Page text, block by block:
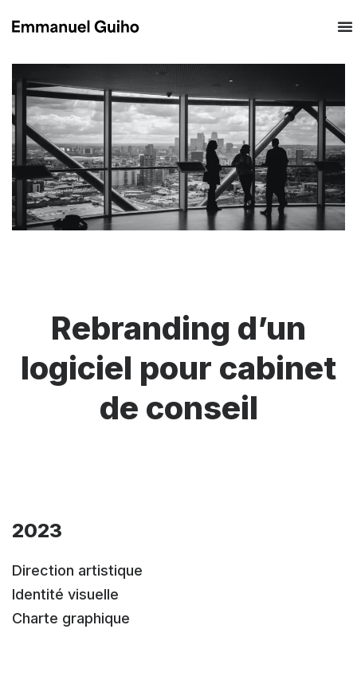
Rebranding d’un
logiciel pour cabinet
de conseil
2023
Direction artistique
Identité visuelle
Charte graphique